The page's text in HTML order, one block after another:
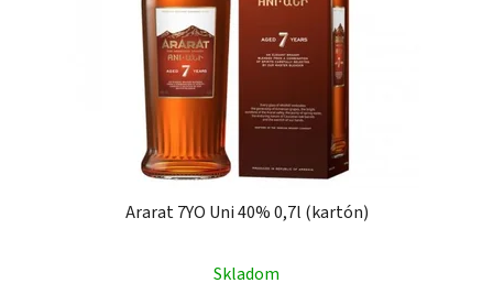
Ararat 7YO Uni 40% 0,7l (kartón)
Skladom